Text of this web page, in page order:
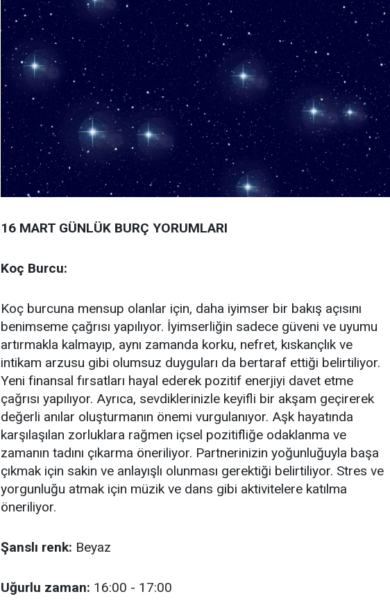
16 MART GÜNLÜK BURÇ YORUMLARI
Koç Burcu:
Koç burcuna mensup olanlar için, daha iyimser bir bakış açısını
benimseme çağrısı yapılıyor. İyimserliğin sadece güveni ve uyumu
artırmakla kalmayıp, aynı zamanda korku, nefret, kıskançlık ve
intikam arzusu gibi olumsuz duyguları da bertaraf ettiği belirtiliyor.
Yeni finansal fırsatları hayal ederek pozitif enerjiyi davet etme
çağrısı yapılıyor. Ayrıca, sevdiklerinizle keyifli bir akşam geçirerek
değerli anılar oluşturmanın önemi vurgulanıyor. Aşk hayatında
karşılaşılan zorluklara rağmen içsel pozitifliğe odaklanma ve
zamanın tadını çıkarma öneriliyor. Partnerinizin yoğunluğuyla başa
çıkmak için sakin ve anlayışlı olunması gerektiği belirtiliyor. Stres ve
yorgunluğu atmak için müzik ve dans gibi aktivitelere katılma
öneriliyor.
Şanslı renk: Beyaz
Uğurlu zaman: 16:00 - 17:00